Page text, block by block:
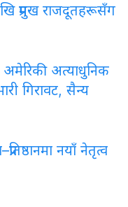
प्रमुख राजदूतहरूसँग
अमेरिकी अत्याधुनिक
गिरावट, सैन्य
नयाँ नेतृत्व